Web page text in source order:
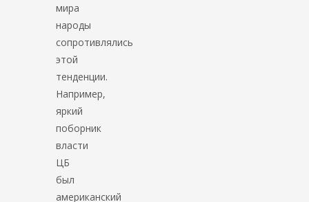
мира
народы
сопротивлялись
этой
тенденции.
Например,
яркий
поборник
власти
ЦБ
был
американский